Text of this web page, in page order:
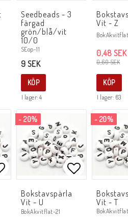
till i favoritlistan
Lägg till i
Seedbeads - 3
färgad
grön/blå/vit
10/0
SEop-11
9 SEK
I lager: 4
KÖP
Vit - Z
0,60 SEK
0,48 SEK
I lager: 63
KÖP
till i favoritlistan
- 20%
Lägg till i
Bokstavspärla
Vit - U
BokAkvitflat-21
- 20%
Vit - T